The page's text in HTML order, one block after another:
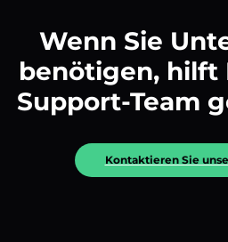
Wenn Sie
benötigen, hilft
Support-Team
Kontaktieren Sie